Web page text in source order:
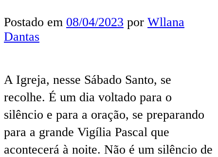
Postado em 08/04/2023 por Wllana
Dantas
A Igreja, nesse Sábado Santo, se
recolhe. É um dia voltado para o
silêncio e para a oração, se preparando
para a grande Vigília Pascal que
acontecerá à noite. Não é um silêncio de